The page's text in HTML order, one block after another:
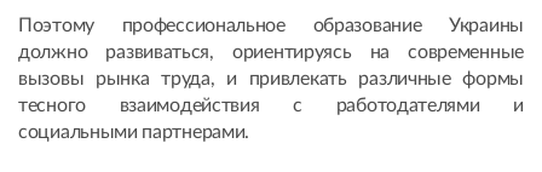
Поэтому профессиональное образование Украины
должно развиваться, ориентируясь на современные
вызовы рынка труда, и привлекать различные формы
тесного взаимодействия с работодателями и
социальными партнерами.